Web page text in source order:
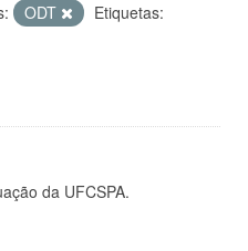
ODT
Etiquetas:
da UFCSPA.